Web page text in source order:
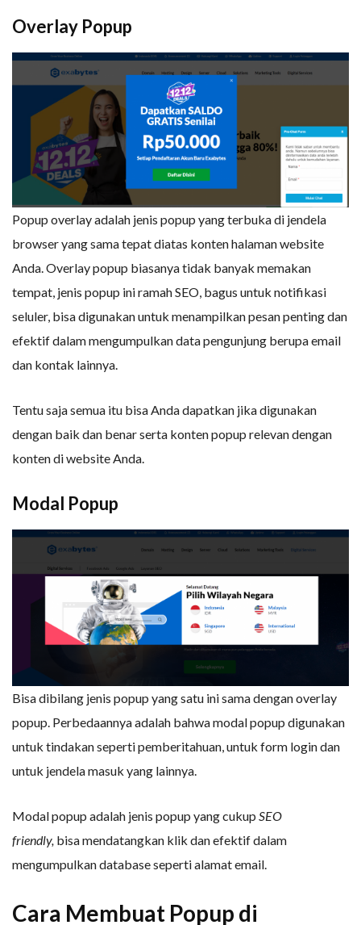
Overlay Popup
Popup overlay adalah jenis popup yang terbuka di jendela
browser yang sama tepat diatas konten halaman website
Anda. Overlay popup biasanya tidak banyak memakan
tempat, jenis popup ini ramah SEO, bagus untuk notifikasi
seluler, bisa digunakan untuk menampilkan pesan penting dan
efektif dalam mengumpulkan data pengunjung berupa email
dan kontak lainnya.
Tentu saja semua itu bisa Anda dapatkan jika digunakan
dengan baik dan benar serta konten popup relevan dengan
konten di website Anda.
Modal Popup
Bisa dibilang jenis popup yang satu ini sama dengan overlay
popup. Perbedaannya adalah bahwa modal popup digunakan
untuk tindakan seperti pemberitahuan, untuk form login dan
untuk jendela masuk yang lainnya.
Modal popup adalah jenis popup yang cukup SEO
friendly, bisa mendatangkan klik dan efektif dalam
mengumpulkan database seperti alamat email.
Cara Membuat Popup di